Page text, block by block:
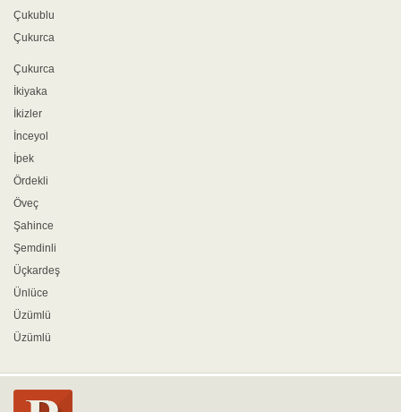
Çukublu
Çukurca
Çukurca
İkiyaka
İkizler
İnceyol
İpek
Ördekli
Öveç
Şahince
Şemdinli
Üçkardeş
Ünlüce
Üzümlü
Üzümlü